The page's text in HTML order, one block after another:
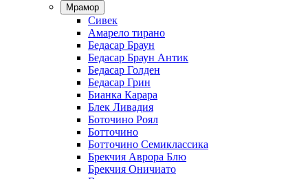
Мрамор
Сивек
Амарело тирано
Бедасар Браун
Бедасар Браун Антик
Бедасар Голден
Бедасар Грин
Бианка Карара
Блек Ливадия
Боточино Роял
Ботточино
Ботточино Семиклассика
Брекчия Аврора Блю
Брекчия Оничиато